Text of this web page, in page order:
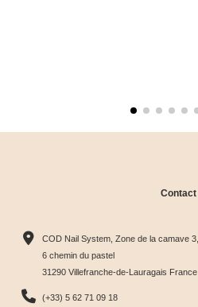
Contact
COD Nail System, Zone de la camave 3,
6 chemin du pastel
31290 Villefranche-de-Lauragais France
(+33) 5 62 71 09 18